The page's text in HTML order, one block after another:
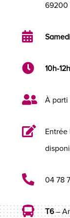
69200

 10h-12h
 À parti

 04 78
 T6–